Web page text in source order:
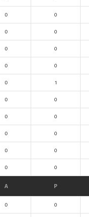
0 0
0 0
0 0
0 0
0 1
0 0
0 0
0 0
0 0
0 0
A P
0 0